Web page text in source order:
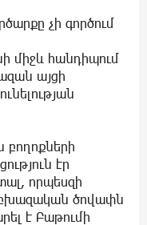
չի գործում
միջև հանդիպում
այցի
բողոքների
էր
որպեսզի
ծովափն
է Բաթումի